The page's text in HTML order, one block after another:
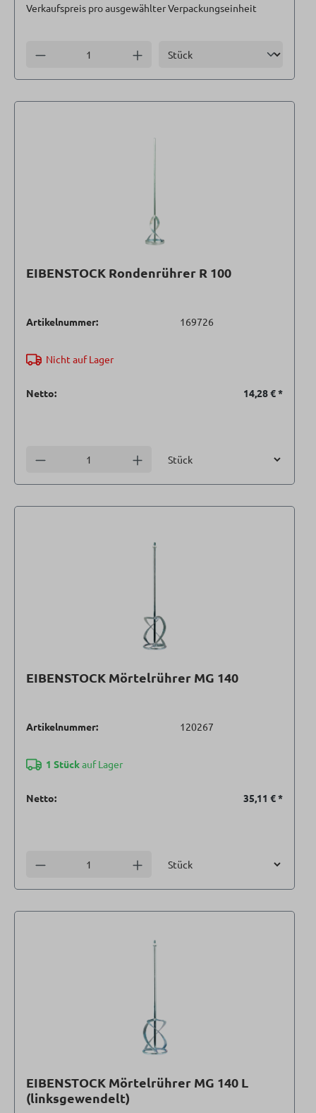
Verkaufspreis pro ausgewählter Verpackungseinheit
Anzahl verringern Anzahl erhöhen
EIBENSTOCK Rondenrührer R 100
Artikelnummer: 169726
Nicht auf Lager
Netto: 14,28 €*
Anzahl verringern Anzahl erhöhen
EIBENSTOCK Mörtelrührer MG 140
Artikelnummer: 120267
1 Stückauf Lager
Netto: 35,11 €*
Anzahl verringern Anzahl erhöhen
EIBENSTOCK Mörtelrührer MG 140 L
(linksgewendelt)